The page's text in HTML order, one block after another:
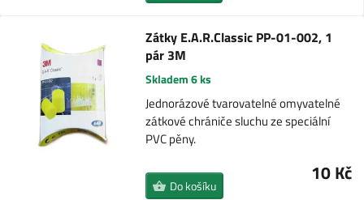
Zátky E.A.R.Classic PP-01-002, 1
pár 3M
Skladem 6 ks
Jednorázové tvarovatelné omyvatelné
zátkové chrániče sluchu ze speciální
PVC pěny.
10 Kč
Do košíku